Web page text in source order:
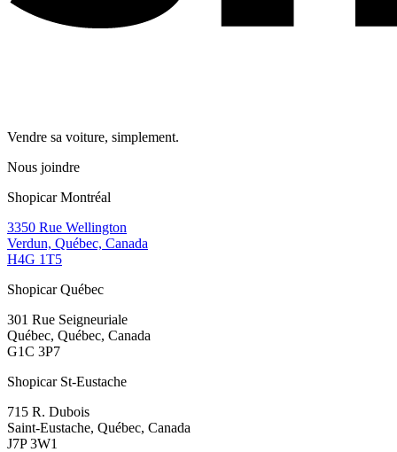
Vendre sa voiture, simplement.
Nous joindre
Shopicar Montréal
3350 Rue Wellington
Verdun, Québec, Canada
H4G 1T5
Shopicar Québec
301 Rue Seigneuriale
Québec, Québec, Canada
G1C 3P7
Shopicar St-Eustache
715 R. Dubois
Saint-Eustache, Québec, Canada
J7P 3W1